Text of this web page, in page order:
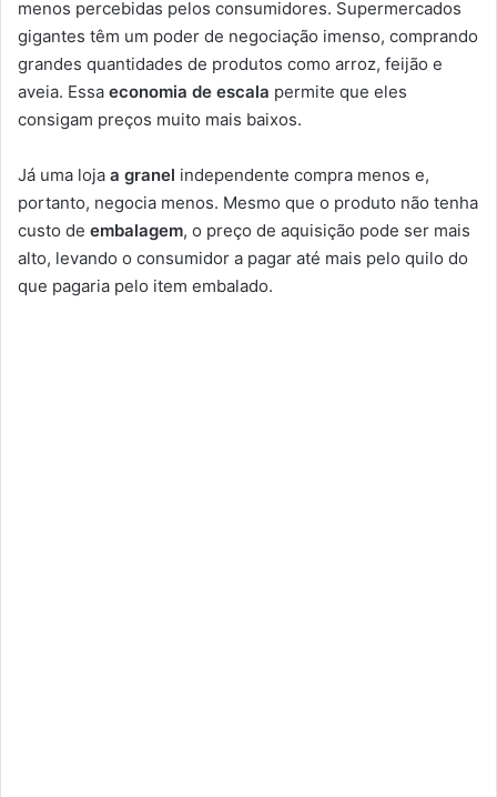
menos percebidas pelos consumidores. Supermercados
gigantes têm um poder de negociação imenso, comprando
grandes quantidades de produtos como arroz, feijão e
aveia. Essa economia de escala permite que eles
consigam preços muito mais baixos.
Já uma loja a granel independente compra menos e,
portanto, negocia menos. Mesmo que o produto não tenha
custo de embalagem, o preço de aquisição pode ser mais
alto, levando o consumidor a pagar até mais pelo quilo do
que pagaria pelo item embalado.